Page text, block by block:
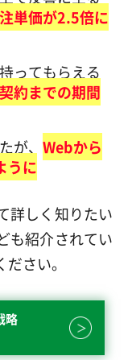
単価が2.5倍に
ってもらえる
約までの期間
が、 Webから
うに
詳しく知りたい
も紹介されてい
さい。
略